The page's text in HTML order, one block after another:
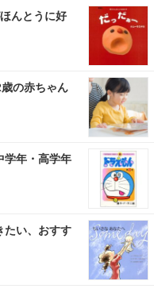
んとうに好
の赤ちゃん
学年・高学年
たい、おすす